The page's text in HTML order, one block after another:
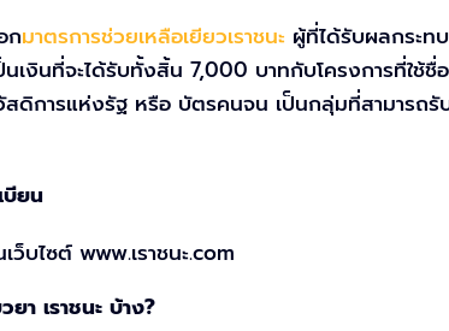
กมาตรการช่วยเหลือเยียวเราชนะ ผู้ที่ได้รับผลกระท
นเงินที่จะได้รับทั้งสิ้น 7,000 บาทกับโครงการที่ใช้
การแห่งรัฐ หรือ บัตรคนจน เป็นกลุ่มที่สามารถรับ
บียน
ว็บไซต์ www.เราชนะ.com
ยา เราชนะ บ้าง?